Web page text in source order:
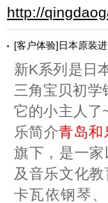
http://
[客户体验]日本原装
新K系列是日
三角宝贝初
它的小主人了
乐简介青岛和
旗下，是一
及音乐文化
卡瓦依钢琴